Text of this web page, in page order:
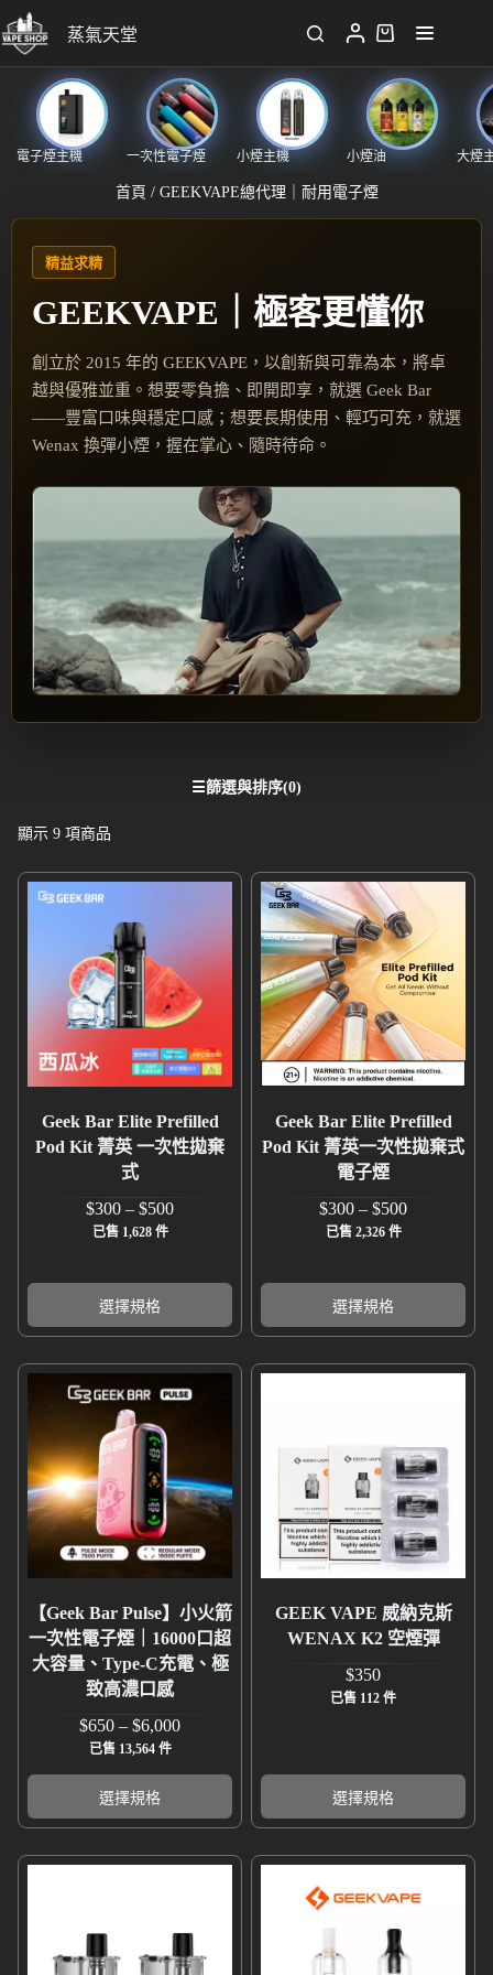
蒸氣天堂
電子煙主機 一次性電子煙 小煙主機 小煙油 大煙
首頁 / GEEKVAPE總代理｜耐用電子煙
精益求精
GEEKVAPE｜極客更懂你
創立於 2015 年的 GEEKVAPE，以創新與可靠為本，將卓
越與優雅並重。想要零負擔、即開即享，就選 Geek Bar
——豐富口味與穩定口感；想要長期使用、輕巧可充，就選
Wenax 換彈小煙，握在掌心、隨時待命。
☰篩選與排序(0)
顯示 9 項商品
Geek Bar Elite Prefilled
Pod Kit 菁英 一次性拋棄
式
$300 – $500
已售 1,628 件
選擇規格
Geek Bar Elite Prefilled
Pod Kit 菁英一次性拋棄式
電子煙
$300 – $500
已售 2,326 件
選擇規格
【Geek Bar Pulse】小火箭
一次性電子煙｜16000口超
大容量、Type-C充電、極
致高濃口感
$650 – $6,000
已售 13,564 件
選擇規格
GEEK VAPE 威納克斯
WENAX K2 空煙彈
$350
已售 112 件
選擇規格